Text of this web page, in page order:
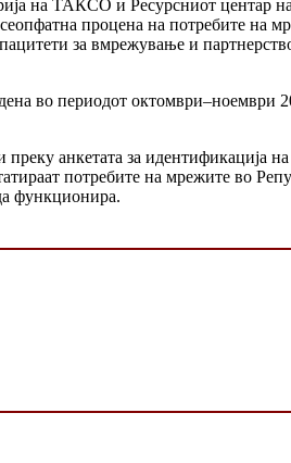
на ТАКСО и Ресурсниот центар
процена на потребите на
за вмрежување и
во периодот октомври–ноември
анкетата за идентификација
потребите на мрежите во
функционира.